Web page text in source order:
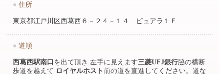
● 住所
東京都江戸川区西葛西６－２４－１４ ピュアラ１Ｆ
● 道順
西葛西駅南口 を出て頂き 左手に見えます三菱UFJ銀行脇の横断
歩道を越えて ロイヤルホスト 前の道を直進してください。道な